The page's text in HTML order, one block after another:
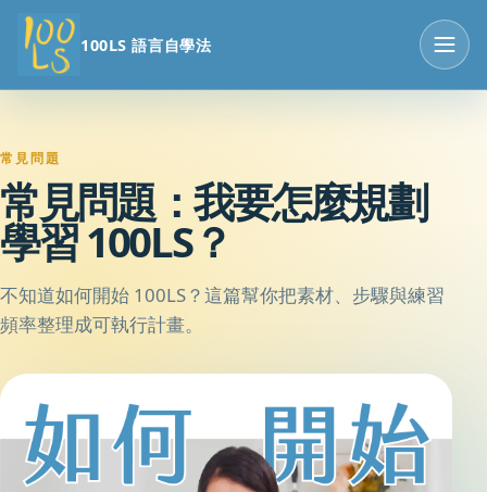
100LS 語言自學法
常見問題
常見問題：我要怎麼規劃
學習 100LS？
不知道如何開始 100LS？這篇幫你把素材、步驟與練習
頻率整理成可執行計畫。